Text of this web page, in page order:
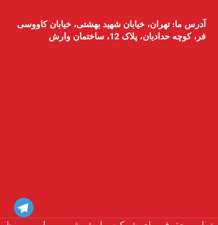
آدرس ما: تهران، خیابان شهید بهشتی، خیابان کاووسی
فر، کوچه حدادیان، پلاک 12، ساختمان وارش